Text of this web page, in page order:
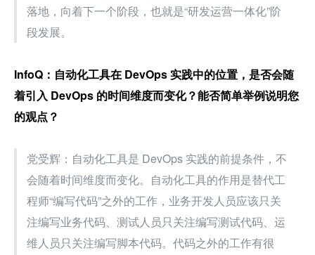
落地，向着下一个阶段，也就是“研发运营一体化”阶
段发展。
InfoQ：自动化工具在 DevOps 实践中的位置，是否会随
着引入 DevOps 的时间维度而变化？能否简单举例说明您
的观点？
党受辉：自动化工具是 DevOps 实践的前提条件，不
会随着时间维度而变化。自动化工具的作用是替代工
程师“编写代码”之外的工作，业务开发人员应该只关
注编写业务代码、测试人员只关注编写测试代码、运
维人员只关注编写脚本代码。代码之外的工作有很